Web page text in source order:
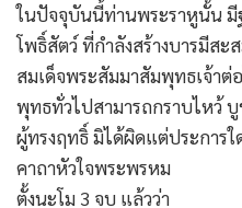
ในปัจจุบันนี้ท่านพระราหูนั้น มี
โพธิ์สัตว์ ที่กำลังสร้างบารมีสะ
สมเด็จพระสัมมาสัมพุทธเจ้าต่
พุทธทั่วไปสามารถกราบไหว้
ผู้ทรงฤทธิ์ มิได้ผิดแต่ประการใ
คาถาหัวใจพระพรหม
ตั้งนะโม 3 จบ แล้วว่า